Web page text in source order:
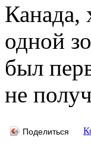
Канада,
одной
был
не
Поделиться